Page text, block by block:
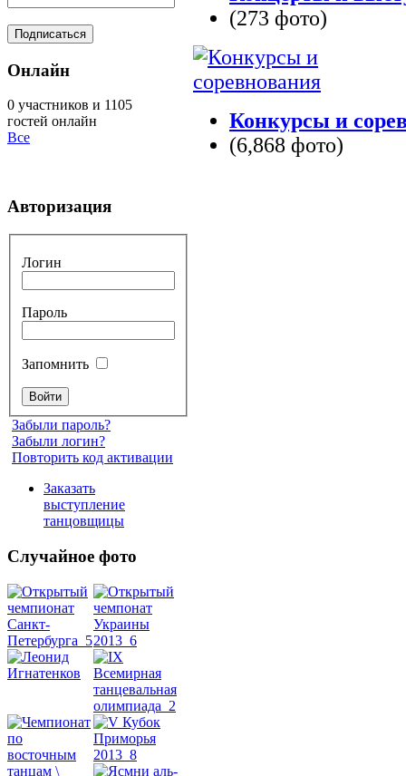
(273 фото)
Конкурсы и
(6,868 фото)
Онлайн
0 участников и 1105
гостей онлайн
Все
Авторизация
Логин
Пароль
Запомнить
Забыли пароль?
Забыли логин?
Повторить код активации
Заказать
выступление
танцовщицы
Случайное фото